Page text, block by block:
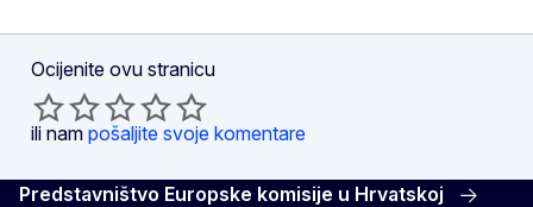
Ocijenite ovu stranicu
ili nam pošaljite svoje komentare
Predstavništvo Europske komisije u Hrvatskoj